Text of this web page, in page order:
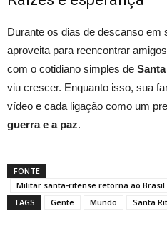
Durante os dias de descanso em
aproveita para reencontrar
com o cotidiano simples de
viu crescer. Enquanto isso, sua
vídeo e cada ligação como um
guerra e a paz.
FONTE
Militar santa-ritense retorna ao
TAGS
Gente Mundo Santa